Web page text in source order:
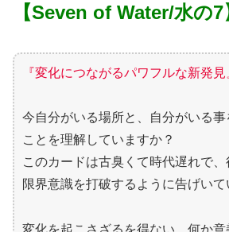
【Seven of Water/水の7
『変化につながるパワフルな新発見
今自分がいる場所と、自分がいる事
ことを理解していますか？
このカードは古臭くて時代遅れで、
限界意識を打破するように告げいて